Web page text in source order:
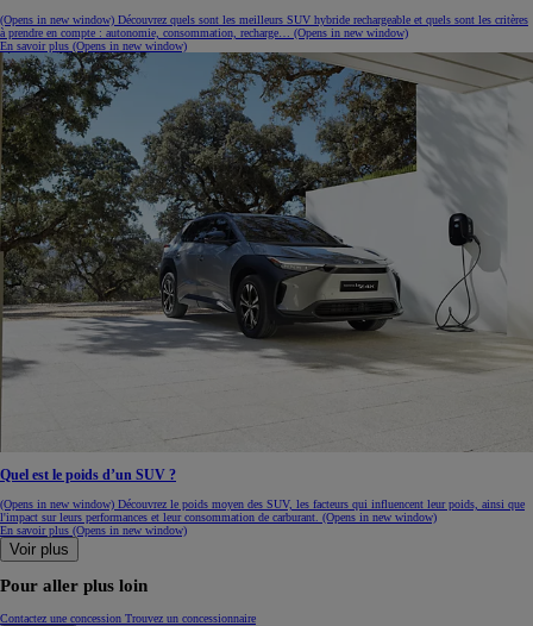
(Opens in new window) Découvrez quels sont les meilleurs SUV hybride rechargeable et quels sont les critères
à prendre en compte : autonomie, consommation, recharge… (Opens in new window)
En savoir plus (Opens in new window)
Quel est le poids d’un SUV ?
(Opens in new window) Découvrez le poids moyen des SUV, les facteurs qui influencent leur poids, ainsi que
l'impact sur leurs performances et leur consommation de carburant. (Opens in new window)
En savoir plus (Opens in new window)
Voir plus
Pour aller plus loin
Contactez une concession Trouvez un concessionnaire